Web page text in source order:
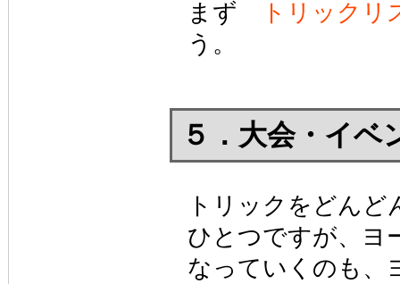
まず
トリックリ
う。
５．大会・イベ
トリックをどん
ひとつですが、ヨ
なっていくのも、